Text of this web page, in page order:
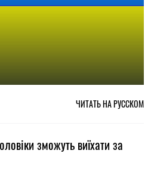
ЧИТАТЬ НА РУССКОМ
зможуть виїхати за